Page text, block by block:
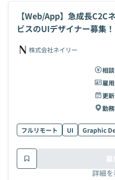
【Web/App】急成長C2C
ビスのUIデザイナー募集！
株式会社ネイリー
相
雇
更
勤
フルリモート UI Graphic
詳細
募